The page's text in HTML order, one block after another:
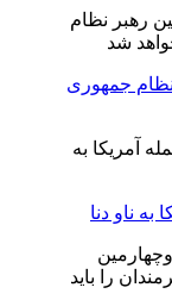
جمهوری